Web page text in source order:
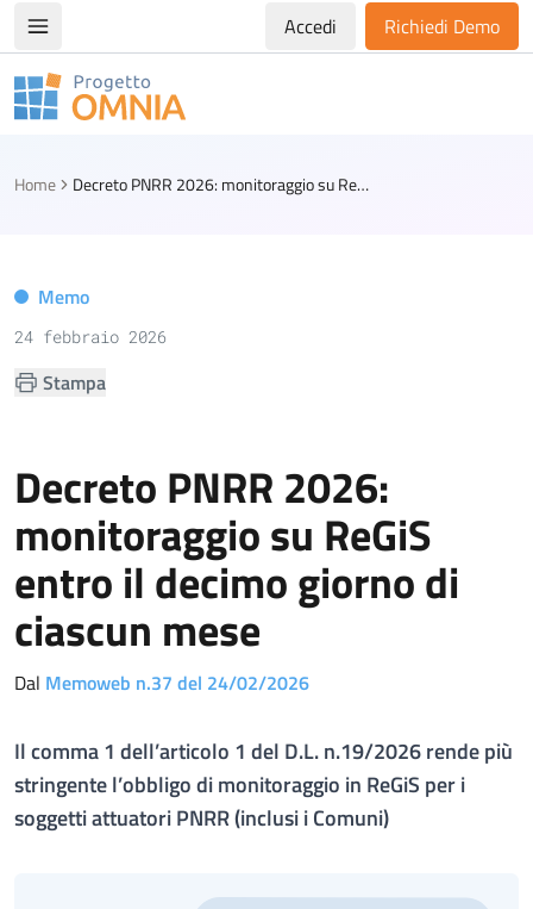
Apri/chiudi menù di navigazioneAccedi Richiedi Demo
Progetto Omnia
Home Decreto PNRR 2026: monitoraggio su ReGiS entro il decimo giorno di ciascun mese
Memo
24 febbraio 2026
Stampa
Decreto PNRR 2026:
monitoraggio su ReGiS
entro il decimo giorno di
ciascun mese
Dal Memoweb n.37 del 24/02/2026
Il comma 1 dell’articolo 1 del D.L. n.19/2026 rende più
stringente l’obbligo di monitoraggio in ReGiS per i
soggetti attuatori PNRR (inclusi i Comuni)